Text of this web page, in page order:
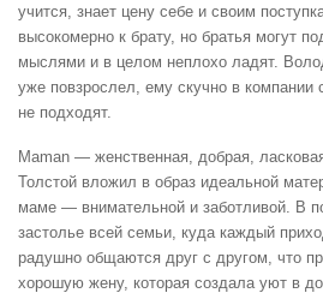
учится, знает цену себе и своим
высокомерно к брату, но братья могут
мыслями и в целом неплохо ладят.
уже повзрослел, ему скучно в
не подходят.
Maman — женственная, добрая,
Толстой вложил в образ идеальной
маме — внимательной и заботливой. В
застолье всей семьи, куда каждый
радушно общаются друг с другом, что
хорошую жену, которая создала уют в